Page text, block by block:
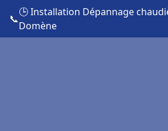
📞
🕒 Installation Dépannage
Domène